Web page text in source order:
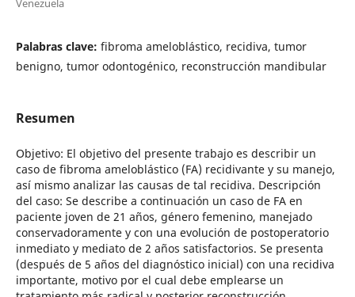
Venezuela
Palabras clave: fibroma ameloblástico, recidiva, tumor
benigno, tumor odontogénico, reconstrucción mandibular
Resumen
Objetivo: El objetivo del presente trabajo es describir un
caso de fibroma ameloblástico (FA) recidivante y su manejo,
así mismo analizar las causas de tal recidiva. Descripción
del caso: Se describe a continuación un caso de FA en
paciente joven de 21 años, género femenino, manejado
conservadoramente y con una evolución de postoperatorio
inmediato y mediato de 2 años satisfactorios. Se presenta
(después de 5 años del diagnóstico inicial) con una recidiva
importante, motivo por el cual debe emplearse un